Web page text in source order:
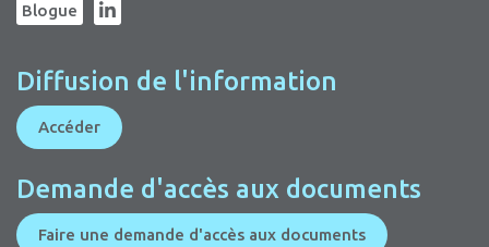
Blogue
Diffusion de l'information
Accéder
Demande d'accès aux documents
Faire une demande d'accès aux documents